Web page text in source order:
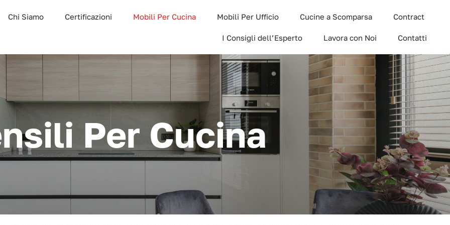
Chi Siamo Certificazioni Mobili Per Cucina Mobili Per Ufficio Cucine a Scomparsa Contract
I Consigli dell’Esperto Lavora con Noi Contatti
Per Cucina